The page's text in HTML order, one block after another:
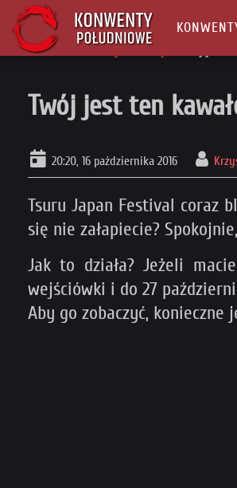
Główna
Twój jest ten
20:20, 16 października 2016
Tsuru Japan Festival coraz
się nie załapiecie?
Jak to działa? Jeżeli
wejściówki i do 27
Aby go zobaczyć, konieczne